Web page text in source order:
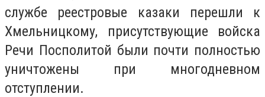
службе реестровые казаки перешли к
Хмельницкому, присутствующие войска
Речи Посполитой были почти полностью
уничтожены при многодневном
отступлении.